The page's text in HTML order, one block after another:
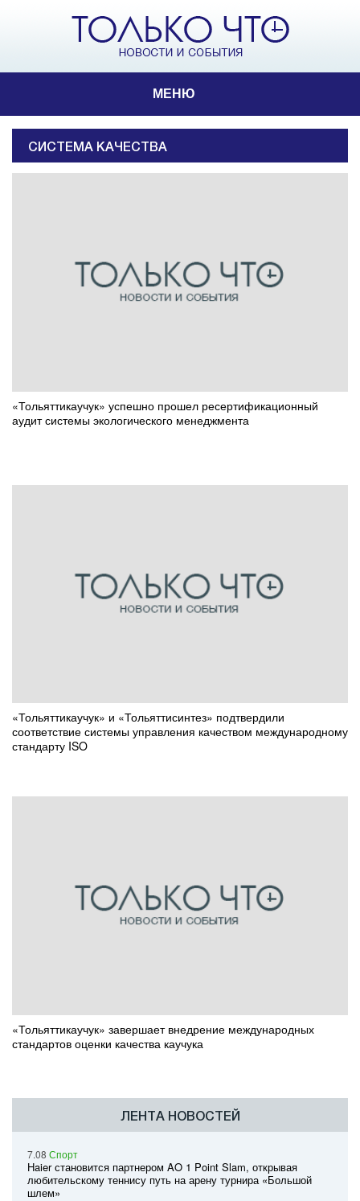
МЕНЮ
СИСТЕМА КАЧЕСТВА
«Тольяттикаучук» успешно прошел ресертификационный
аудит системы экологического менеджмента
«Тольяттикаучук» и «Тольяттисинтез» подтвердили
соответствие системы управления качеством международному
стандарту ISO
«Тольяттикаучук» завершает внедрение международных
стандартов оценки качества каучука
ЛЕНТА НОВОСТЕЙ
7.08 Спорт
Haier становится партнером AO 1 Point Slam, открывая
любительскому теннису путь на арену турнира «Большой
шлем»